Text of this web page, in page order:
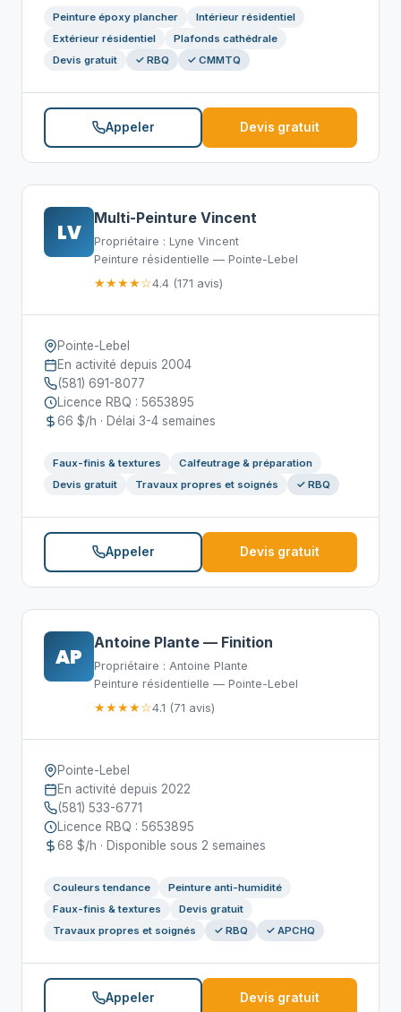
Peinture époxy plancher
Intérieur résidentiel
Extérieur résidentiel
Plafonds cathédrale
Devis gratuit
✓ RBQ ✓ CMMTQ
Appeler Devis gratuit
LV
Multi-Peinture Vincent
Propriétaire : Lyne Vincent
Peinture résidentielle — Pointe-Lebel
★★★★☆4.4 (171 avis)
Pointe-Lebel
En activité depuis 2004
(581) 691-8077
Licence RBQ : 5653895
66 $/h · Délai 3-4 semaines
Faux-finis & textures
Calfeutrage & préparation
Devis gratuit
Travaux propres et soignés ✓ RBQ
Appeler Devis gratuit
AP
Antoine Plante — Finition
Propriétaire : Antoine Plante
Peinture résidentielle — Pointe-Lebel
★★★★☆4.1 (71 avis)
Pointe-Lebel
En activité depuis 2022
(581) 533-6771
Licence RBQ : 5653895
68 $/h · Disponible sous 2 semaines
Couleurs tendance
Peinture anti-humidité
Faux-finis & textures
Devis gratuit
Travaux propres et soignés
✓ RBQ ✓ APCHQ
Appeler Devis gratuit